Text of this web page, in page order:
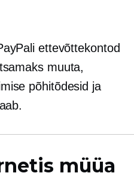
ettevõttekontod
muuta,
põhitõdesid ja
müüa